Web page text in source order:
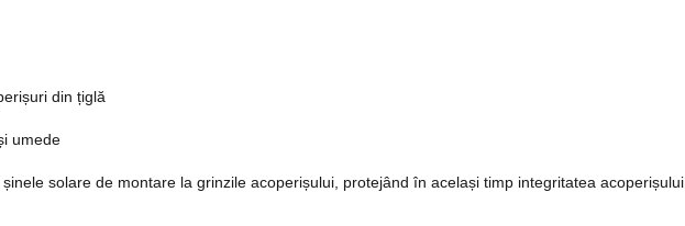
din țiglă
umede
solare de montare la grinzile acoperișului, protejând în același timp integritatea acoperișului.